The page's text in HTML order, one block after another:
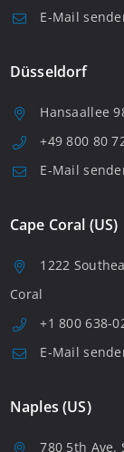
E-Mail
Düsseldorf
Hansaallee
+49 800 80
E-Mail
Cape Coral (US)
1222
Coral
+1 800 638-
E-Mail
Naples (US)
780 5th Ave.